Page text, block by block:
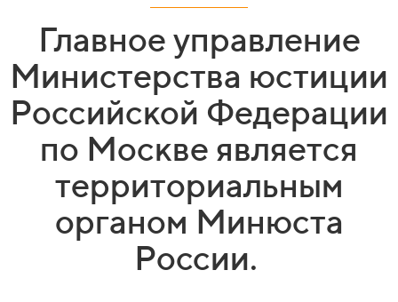
Главное управление
Министерства юстиции
Российской Федерации
по Москве является
территориальным
органом Минюста
России.